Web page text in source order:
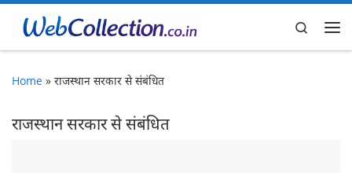
Skip to content
Search
Home » राजस्थान सरकार से संबंधित
राजस्थान सरकार से संबंधित